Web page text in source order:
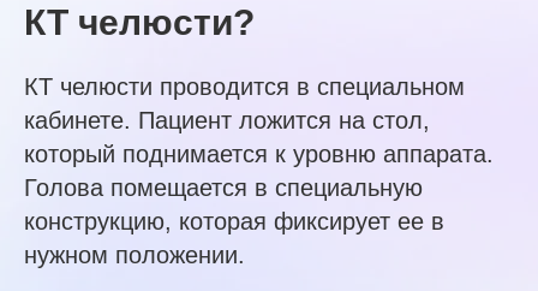
КТ челюсти?
КТ челюсти проводится в специальном
кабинете. Пациент ложится на стол,
который поднимается к уровню аппарата.
Голова помещается в специальную
конструкцию, которая фиксирует ее в
нужном положении.